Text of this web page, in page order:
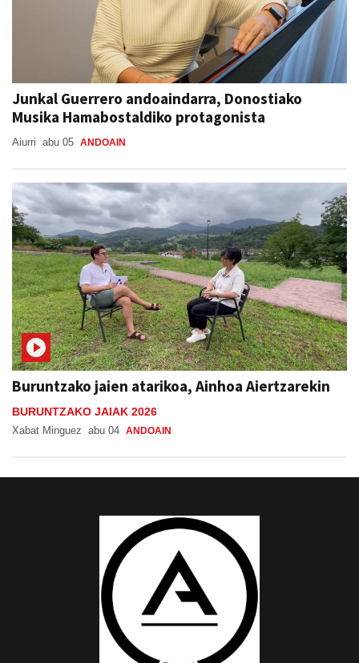
Junkal Guerrero andoaindarra, Donostiako
Musika Hamabostaldiko protagonista
Aiurri abu 05 ANDOAIN
Buruntzako jaien atarikoa, Ainhoa Aiertzarekin
BURUNTZAKO JAIAK 2026
Xabat Minguez abu 04 ANDOAIN